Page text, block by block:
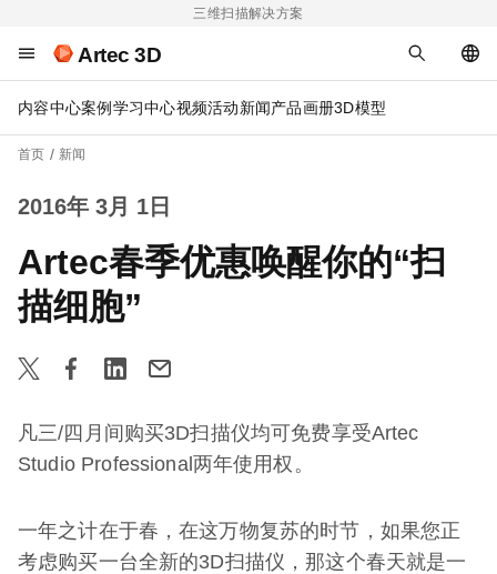
三维扫描解决方案
Artec 3D
内容中心案例 学习中心视频活动新闻产品画册3D模型
首页 新闻
2016年 3月 1日
Artec春季优惠唤醒你的“扫
描细胞”
凡三/四月间购买3D扫描仪均可免费享受Artec
Studio Professional两年使用权。
一年之计在于春，在这万物复苏的时节，如果您正
考虑购买一台全新的3D扫描仪，那这个春天就是一